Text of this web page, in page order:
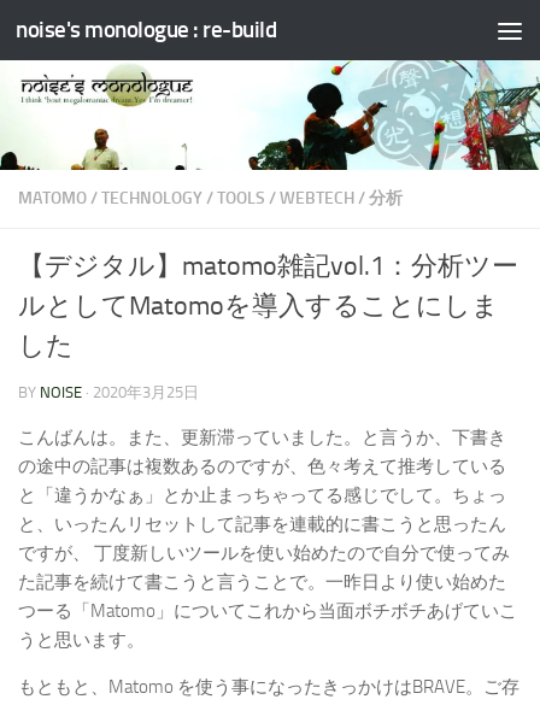
コンテンツへスキップ
noise's monologue : re-build
MATOMO/TECHNOLOGY/TOOLS /WEBTECH/分析
【デジタル】matomo雑記vol.1：分析ツー
ルとしてMatomoを導入することにしま
した
BY NOISE · 2020年3月25日
こんばんは。また、更新滞っていました。と言うか、下書き
の途中の記事は複数あるのですが、色々考えて推考している
と「違うかなぁ」とか止まっちゃってる感じでして。ちょっ
と、いったんリセットして記事を連載的に書こうと思ったん
ですが、 丁度新しいツールを使い始めたので自分で使ってみ
た記事を続けて書こうと言うことで。一昨日より使い始めた
つーる「Matomo」についてこれから当面ボチボチあげていこ
うと思います。
もともと、Matomo を使う事になったきっかけはBRAVE。ご存